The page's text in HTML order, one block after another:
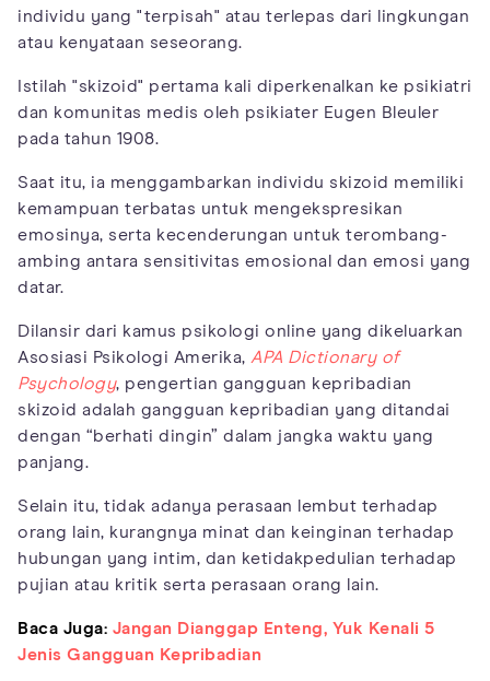
individu yang "terpisah" atau terlepas dari lingkungan
atau kenyataan seseorang.
Istilah "skizoid" pertama kali diperkenalkan ke psikiatri
dan komunitas medis oleh psikiater Eugen Bleuler
pada tahun 1908.
Saat itu, ia menggambarkan individu skizoid memiliki
kemampuan terbatas untuk mengekspresikan
emosinya, serta kecenderungan untuk terombang-
ambing antara sensitivitas emosional dan emosi yang
datar.
Dilansir dari kamus psikologi online yang dikeluarkan
Asosiasi Psikologi Amerika, APA Dictionary of
Psychology, pengertian gangguan kepribadian
skizoid adalah gangguan kepribadian yang ditandai
dengan “berhati dingin” dalam jangka waktu yang
panjang.
Selain itu, tidak adanya perasaan lembut terhadap
orang lain, kurangnya minat dan keinginan terhadap
hubungan yang intim, dan ketidakpedulian terhadap
pujian atau kritik serta perasaan orang lain.
Baca Juga: Jangan Dianggap Enteng, Yuk Kenali 5
Jenis Gangguan Kepribadian